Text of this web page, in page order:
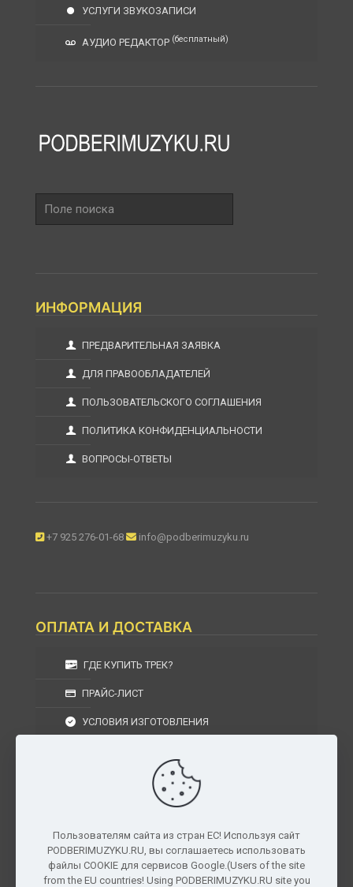
УСЛУГИ ЗВУКОЗАПИСИ
АУДИО РЕДАКТОР (бесплатный)
поиска
ИНФОРМАЦИЯ
ПРЕДВАРИТЕЛЬНАЯ ЗАЯВКА
ДЛЯ ПРАВООБЛАДАТЕЛЕЙ
ПОЛЬЗОВАТЕЛЬСКОГО СОГЛАШЕНИЯ
ПОЛИТИКА КОНФИДЕНЦИАЛЬНОСТИ
ВОПРОСЫ-ОТВЕТЫ
+7 925 276-01-68 info@podberimuzyku.ru
ОПЛАТА И ДОСТАВКА
ГДЕ КУПИТЬ ТРЕК?
ПРАЙС-ЛИСТ
УСЛОВИЯ ИЗГОТОВЛЕНИЯ
УСЛОВИЯ ВОЗВРАТА
г. Москва, Московская область, Центральный
федеральный округ, РФ, Россия
Пользователям сайта из стран ЕС! Используя сайт
PODBERIMUZYKU.RU, вы соглашаетесь использовать
файлы COOKIE для сервисов Google.(Users of the site
from the EU countries! Using PODBERIMUZYKU.RU site you